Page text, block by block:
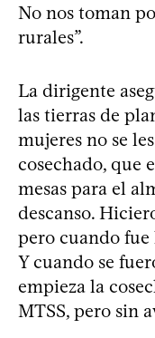
No nos toman
rurales”.
La dirigente
las tierras de
mujeres no se
cosechado, que
mesas para el
descanso.
pero cuando fue
Y cuando se
empieza la
MTSS, pero sin